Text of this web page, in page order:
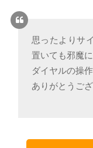
思ったよりサ
置いても邪魔に
ダイヤルの操
ありがとうござ